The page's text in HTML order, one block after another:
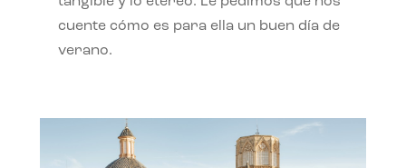
cuente cómo es para ella un buen día de
verano.